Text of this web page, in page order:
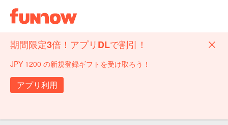
期間限定3倍！アプリDLで割引！
JPY 1200 の新規登録ギフトを受け取ろう！
アプリ利用